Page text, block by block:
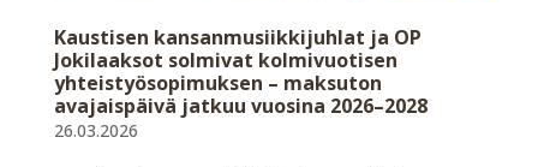
Kaustisen kansanmusiikkijuhlat ja OP
Jokilaaksot solmivat kolmivuotisen
yhteistyösopimuksen – maksuton
avajaispäivä jatkuu vuosina 2026–2028
26.03.2026